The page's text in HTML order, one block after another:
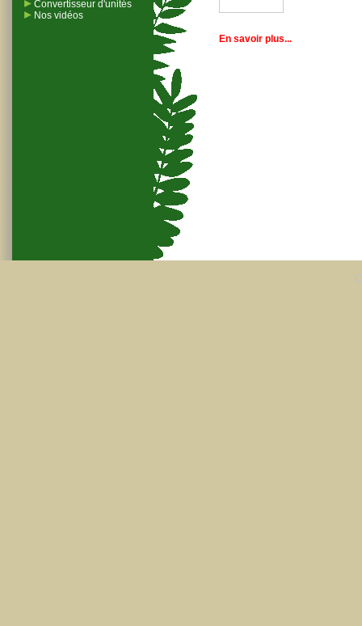
Convertisseur d'unités
Nos vidéos
En savoir plus...